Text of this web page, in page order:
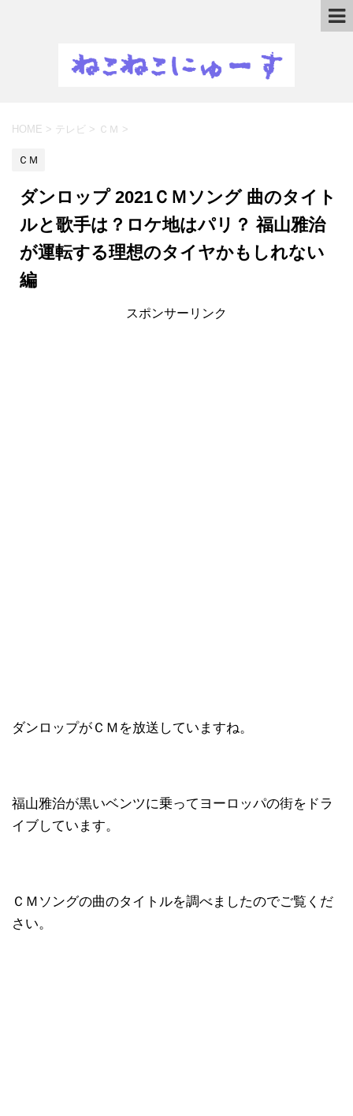
HOME > テレビ > ＣＭ >
ＣＭ
ダンロップ 2021ＣＭソング 曲のタイト
ルと歌手は？ロケ地はパリ？ 福山雅治
が運転する理想のタイヤかもしれない
編
スポンサーリンク
ダンロップがＣＭを放送していますね。
福山雅治が黒いベンツに乗ってヨーロッパの街をドラ
イブしています。
ＣＭソングの曲のタイトルを調べましたのでご覧くだ
さい。